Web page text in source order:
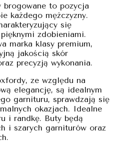
brogowane to pozycja
każdego mężczyzny.
się
zdobieniami.
marka klasy premium,
jakością skór
precyzją wykonania.
ze względu na
elegancję, są idealnym
garnituru, sprawdzają się
okazjach. Idealne
i randkę. Buty będą
i szarych garniturów oraz